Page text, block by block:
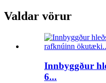
Valdar vörur
Innbyggður
6...